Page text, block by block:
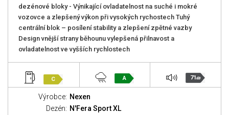
dezénové bloky - Výnikající ovladatelnost na suché i mokré
vozovce a zlepšený výkon při vysokých rychostech Tuhý
centrální blok – posílení stability a zlepšení zpětné vazby
Design vnější strany běhounu vylepšená přilnavost a
ovladatelnost ve vyšších rychlostech
C A 71dB
Výrobce: Nexen
Dezén: N'Fera Sport XL